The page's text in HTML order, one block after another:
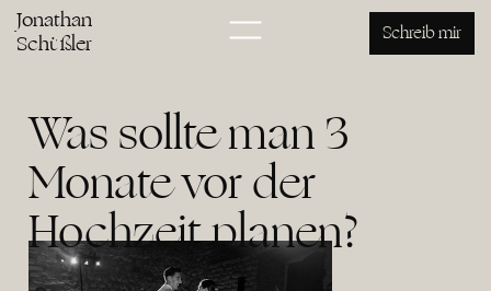
Was sollte man 3
Monate vor der
Hochzeit planen?
Jonathan
Schüßler Schreib mir